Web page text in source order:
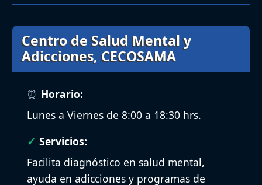
Centro de Salud Mental y
Adicciones, CECOSAMA
Horario:
Lunes a Viernes de 8:00 a 18:30 hrs.
Servicios:
Facilita diagnóstico en salud mental,
ayuda en adicciones y programas de